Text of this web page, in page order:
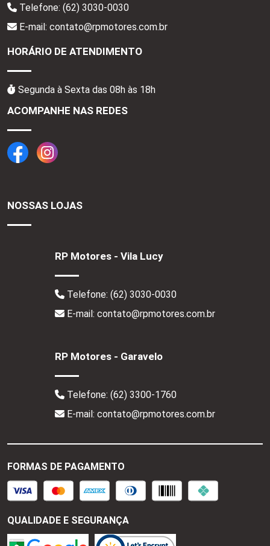
Telefone: (62) 3030-0030
E-mail: contato@rpmotores.com.br
HORÁRIO DE ATENDIMENTO
Segunda à Sexta das 08h às 18h
ACOMPANHE NAS REDES
NOSSAS LOJAS
RP Motores - Vila Lucy
Telefone: (62) 3030-0030
E-mail: contato@rpmotores.com.br
RP Motores - Garavelo
Telefone: (62) 3300-1760
E-mail: contato@rpmotores.com.br
FORMAS DE PAGAMENTO
QUALIDADE E SEGURANÇA